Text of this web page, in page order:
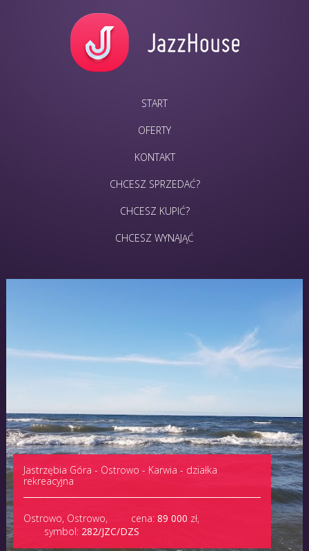
START
OFERTY
KONTAKT
CHCESZ SPRZEDAĆ?
CHCESZ KUPIĆ?
CHCESZ WYNAJĄĆ
Jastrzębia Góra - Ostrowo - Karwia - działka
rekreacyjna
Ostrowo, Ostrowo, cena: 89 000 zł,
symbol: 282/JZC/DZS